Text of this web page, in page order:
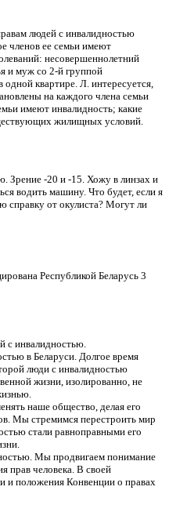
людей с инвалидностью
членов ее семьи имеют
несовершеннолетний
и муж со 2-й группой
квартире. Л. интересуется,
на каждого члена семьи
имеют инвалидность; какие
жилищных условий.
Зрение -20 и -15. Хожу в линзах и
водить машину. Что будет, если я
справку от окулиста? Могут ли
Республикой Беларусь 3
с инвалидностью.
в Беларуси. Долгое время
люди с инвалидностью
жизни, изолированно, не
наше общество, делая его
Мы стремимся перестроить мир
стали равноправными его
Мы продвигаем понимание
прав человека. В своей
и положения Конвенции о правах